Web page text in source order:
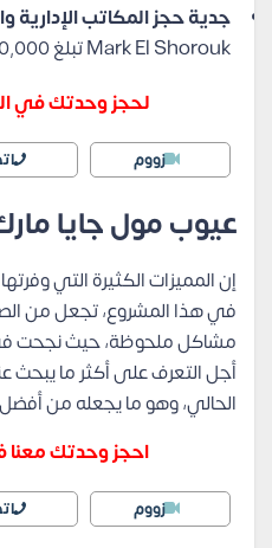
جدية حجز المكاتب الإدارية
Mark El Shorouk تبلغ 20,000 جنيه مصري.
لحجز وحدتك في
زووم
عيوب مول جايا
إن المميزات الكثيرة التي
في هذا المشروع، تجعل من
مشاكل ملحوظة، حيث نجحت
أجل التعرف على أكثر ما
الحالي، وهو ما يجعله من
احجز وحدتك
زووم